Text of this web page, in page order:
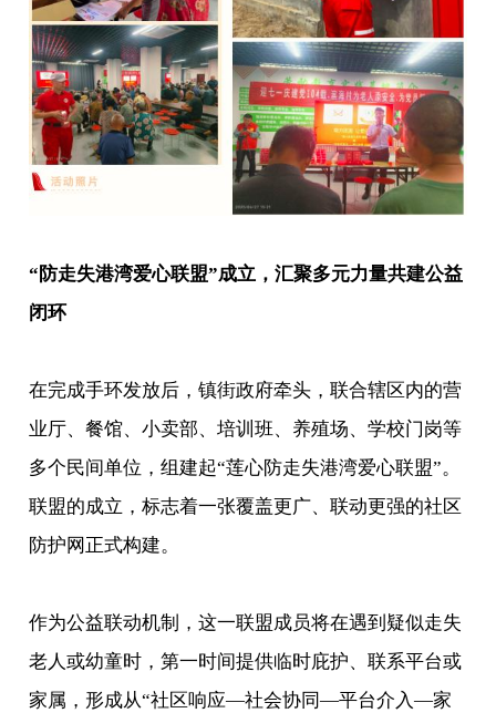
“防走失港湾爱心联盟”成立，汇聚多元力量共建公益
闭环
在完成手环发放后，镇街政府牵头，联合辖区内的营
业厅、餐馆、小卖部、培训班、养殖场、学校门岗等
多个民间单位，组建起“莲心防走失港湾爱心联盟”。
联盟的成立，标志着一张覆盖更广、联动更强的社区
防护网正式构建。
作为公益联动机制，这一联盟成员将在遇到疑似走失
老人或幼童时，第一时间提供临时庇护、联系平台或
家属，形成从“社区响应—社会协同—平台介入—家